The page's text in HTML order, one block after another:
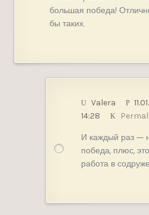
большая победа!
бы таких.
Valera
14:28
И каждый раз —
победа, плюс,
работа в